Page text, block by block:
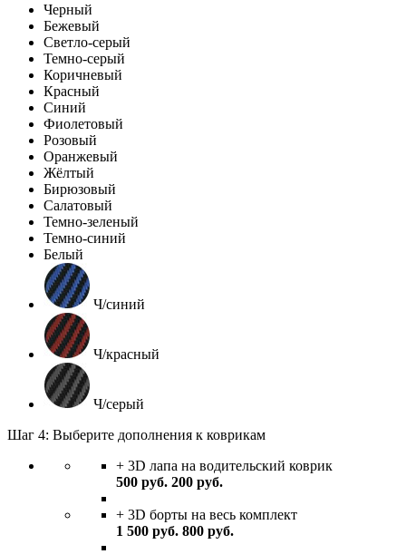
Черный
Бежевый
Светло-серый
Темно-серый
Коричневый
Красный
Синий
Фиолетовый
Розовый
Оранжевый
Жёлтый
Бирюзовый
Салатовый
Темно-зеленый
Темно-синий
Белый
Ч/синий
Ч/красный
Ч/серый
Шаг 4: Выберите дополнения к коврикам
+ 3D лапа на водительский коврик
500 руб. 200 руб.
+ 3D борты на весь комплект
1 500 руб. 800 руб.